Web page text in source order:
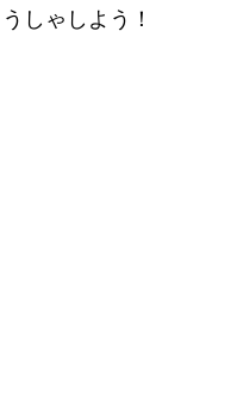
しゃしよう！